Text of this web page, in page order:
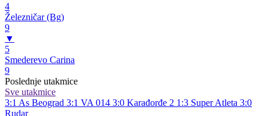
4
Železničar (Bg)
9
▼
5
Smederevo Carina
9
Poslednje utakmice
Sve utakmice
3:1 As Beograd 3:1 VA 014 3:0 Karađorđe 2 1:3 Super Atleta 3:0
Rudar